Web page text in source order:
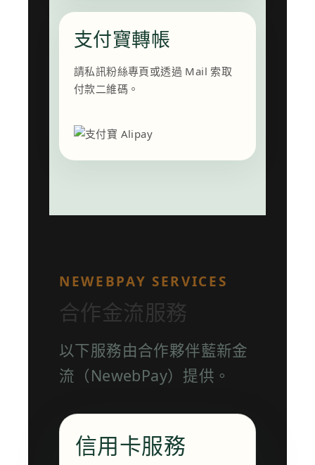
支付寶轉帳
請私訊粉絲專頁或透過 Mail 索取
付款二維碼。
NEWEBPAY SERVICES
合作金流服務
以下服務由合作夥伴藍新金
流（NewebPay）提供。
信用卡服務